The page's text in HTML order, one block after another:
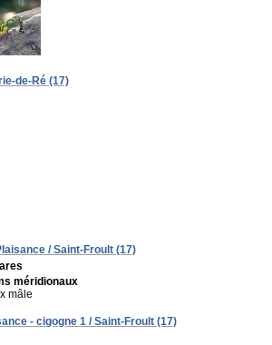
de-Ré (17)
/ Saint-Froult (17)
méridionaux
mâle
- cigogne 1 / Saint-Froult (17)